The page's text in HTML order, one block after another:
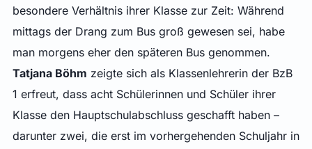
besondere Verhältnis ihrer Klasse zur Zeit: Während
mittags der Drang zum Bus groß gewesen sei, habe
man morgens eher den späteren Bus genommen.
Tatjana Böhm zeigte sich als Klassenlehrerin der BzB
1 erfreut, dass acht Schülerinnen und Schüler ihrer
Klasse den Hauptschulabschluss geschafft haben –
darunter zwei, die erst im vorhergehenden Schuljahr in